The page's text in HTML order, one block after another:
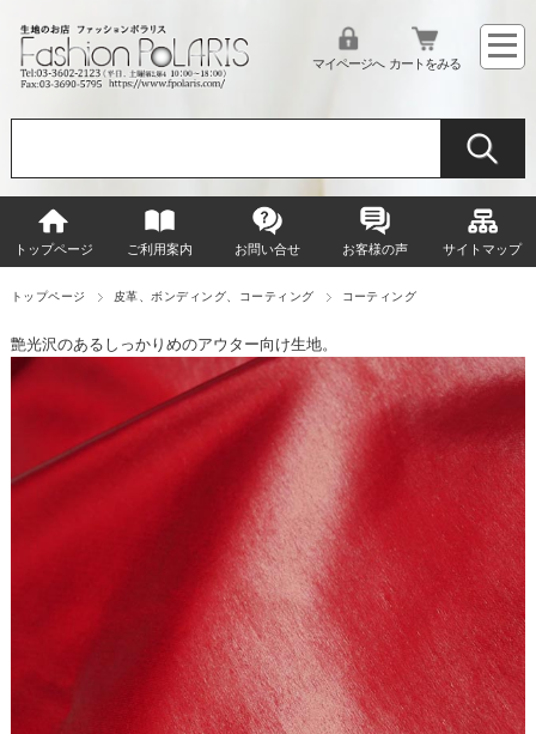
マイページへ カートをみる
トップページ ご利用案内 お問い合せ お客様の声 サイトマップ
トップページ 皮革、ボンディング、コーティング コーティング
艶光沢のあるしっかりめのアウター向け生地。